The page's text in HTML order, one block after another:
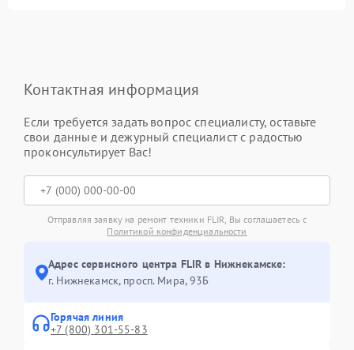
Контактная информация
Если требуется задать вопрос специалисту, оставьте
свои данные и дежурный специалист с радостью
проконсультирует Вас!
Отправляя заявку на ремонт техники FLIR, Вы соглашаетесь с
Политикой конфиденциальности
Адрес сервисного центра FLIR в Нижнекамске:
г. Нижнекамск, просп. Мира, 93Б
Горячая линия
+7 (800) 301-55-83